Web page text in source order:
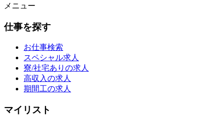
メニュー
仕事を探す
お仕事検索
スペシャル求人
寮/社宅ありの求人
高収入の求人
期間工の求人
マイリスト